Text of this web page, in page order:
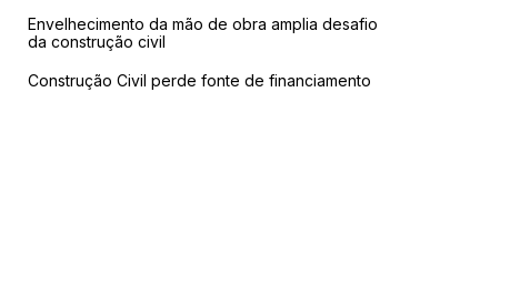
Envelhecimento da mão de obra amplia desafio
da construção civil
Construção Civil perde fonte de financiamento